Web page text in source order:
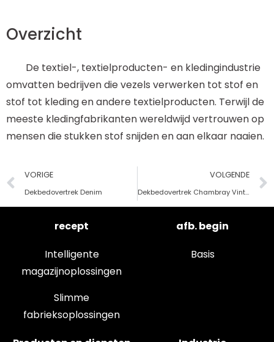
Overzicht
De textiel-, textielproducten- en kledingindustrie
omvatten bedrijven die vezels verwerken tot stof en
stof tot kleding en andere textielproducten. Terwijl de
meeste kledingfabrikanten wereldwijd vertrouwen op
mensen die stukken stof snijden en aan elkaar naaien.
VORIGE
Dekbedovertrek Denim
VOLGENDE
Dekbedovertrek Chambray Vintage Stripe - Duif
recept
Intelligente
magazijnoplossingen
Slimme
fabrieksoplossingen
afb. begin
Basis